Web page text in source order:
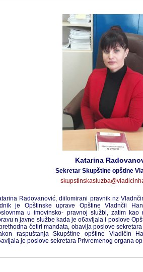
Katarina
Sekretar Skupštine opštine
Radovanović, diilomirani pravnik nz
je Opštinske uprave Opštine Vladnčii
u imovinsko- pravnoj službi, zatim kao
n javne službe kada je o6avljala i poslove
četiri mandata, obavlja poslove
raspuštanja Skupštine opštine Vladičin
je poslove sekretara Privremenog organa